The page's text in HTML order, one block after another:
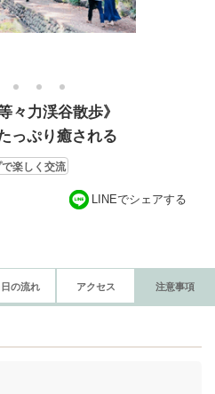
3 4 5
々力渓谷散歩》
っぷり癒される
楽しく交流
LINEでシェアする
日の流れ アクセス 注意事項